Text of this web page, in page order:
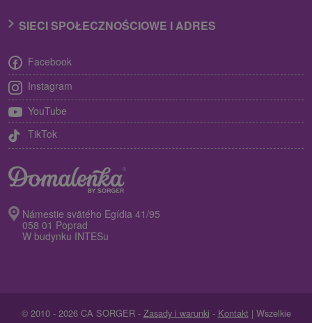
SIECI SPOŁECZNOŚCIOWE I ADRES
Facebook
Instagram
YouTube
TikTok
Námestie svätého Egídia 41/95
058 01 Poprad
W budynku INTESu
© 2010 - 2026 CA SORGER - Zasady i warunki - Kontakt | Wszelkie